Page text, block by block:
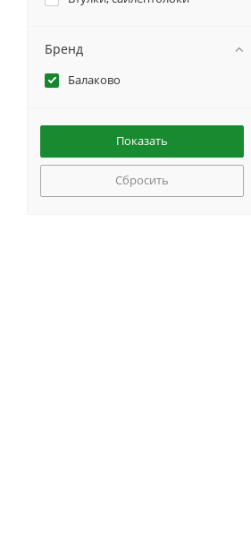
Бренд
Балаково
Сбросить